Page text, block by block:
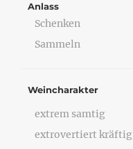
Anlass
Schenken
Sammeln
Weincharakter
extrem samtig
extrovertiert kräftig